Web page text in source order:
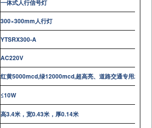
一体式人行信号灯
300×300mm人行灯
YTSRX300-A
AC220V
红黄5000mcd,绿12000mcd,超高亮、道路交通专用发光
≤10W
高3.4米，宽0.43米，厚0.14米